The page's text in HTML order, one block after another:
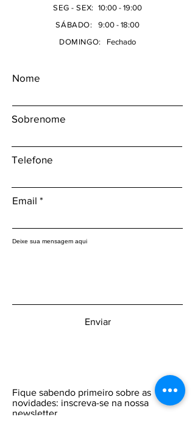
SEG - SEX: 10:00 - 19:00
SÁBADO: 9:00 - 18:00
DOMINGO: Fechado
Nome
Sobrenome
Telefone
Email
Deixe sua mensagem aqui
Enviar
Fique sabendo primeiro sobre as
novidades: inscreva-se na nossa
newsletter.